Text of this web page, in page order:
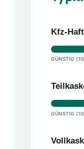
Kfz-
GÜNSTIG
GÜNSTIG